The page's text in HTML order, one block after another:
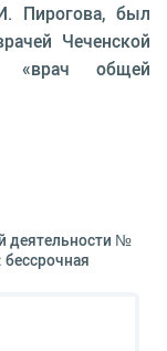
Пирогова, был
Чеченской
«врач общей
деятельности №